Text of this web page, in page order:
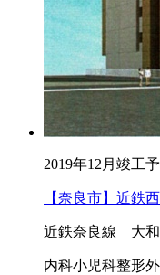
2019年12月竣工
【奈良市】近鉄
近鉄奈良線 大
内科小児科整形